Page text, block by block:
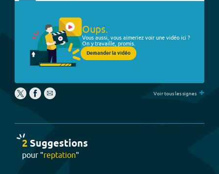
Oups.
Vous aussi, vous aimeriez voir une vidéo ici ?
On y travaille, promis.
Demander la vidéo
Voir tous les signes +
2Suggestions
pour "reptation"